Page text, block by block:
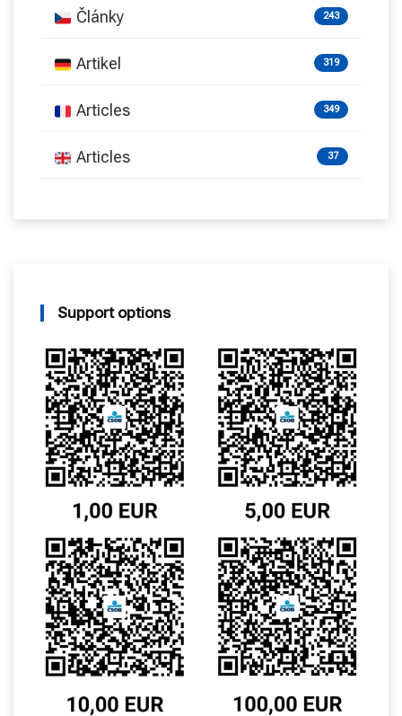
Články 243
Artikel 319
Articles 349
Articles 37
Support options